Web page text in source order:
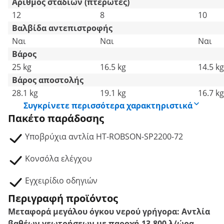
12
8
10
Βαλβίδα αντεπιστροφής
Ναι
Ναι
Ναι
Βάρος
25 kg
16.5 kg
14.5 kg
Βάρος αποστολής
28.1 kg
19.1 kg
16.7 kg
Συγκρίνετε περισσότερα χαρακτηριστικά
Πακέτο παράδοσης
Υποβρύχια αντλία HT-ROBSON-SP2200-72
Κονσόλα ελέγχου
Εγχειρίδιο οδηγιών
Περιγραφή προϊόντος
Μεταφορά μεγάλου όγκου νερού γρήγορα: Αντλία